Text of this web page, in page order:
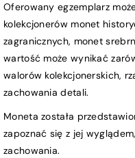
Oferowany egzemplarz
kolekcjonerów monet
zagranicznych, monet
wartość może wynikać
walorów kolekcjonerskich,
zachowania detali.
Moneta została
zapoznać się z jej
zachowania.